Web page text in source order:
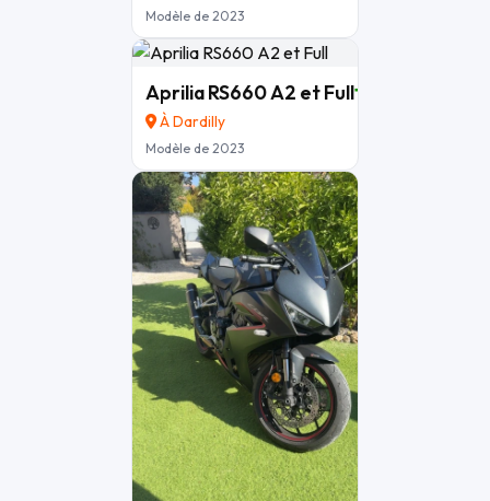
Modèle de 2023
Aprilia RS660 A2 et Full
À Dardilly
Modèle de 2023
11 000 €